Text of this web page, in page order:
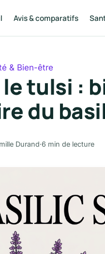
Avis & comparatifs
& Bien-être
tulsi :
du
Durand·6 min de lecture